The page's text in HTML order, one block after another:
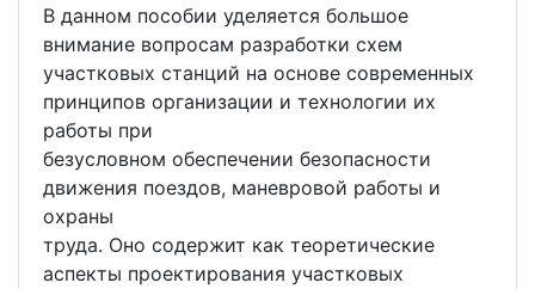
В данном пособии уделяется большое
внимание вопросам разработки схем
участковых станций на основе современных
принципов организации и технологии их
работы при
безусловном обеспечении безопасности
движения поездов, маневровой работы и
охраны
труда. Оно содержит как теоретические
аспекты проектирования участковых